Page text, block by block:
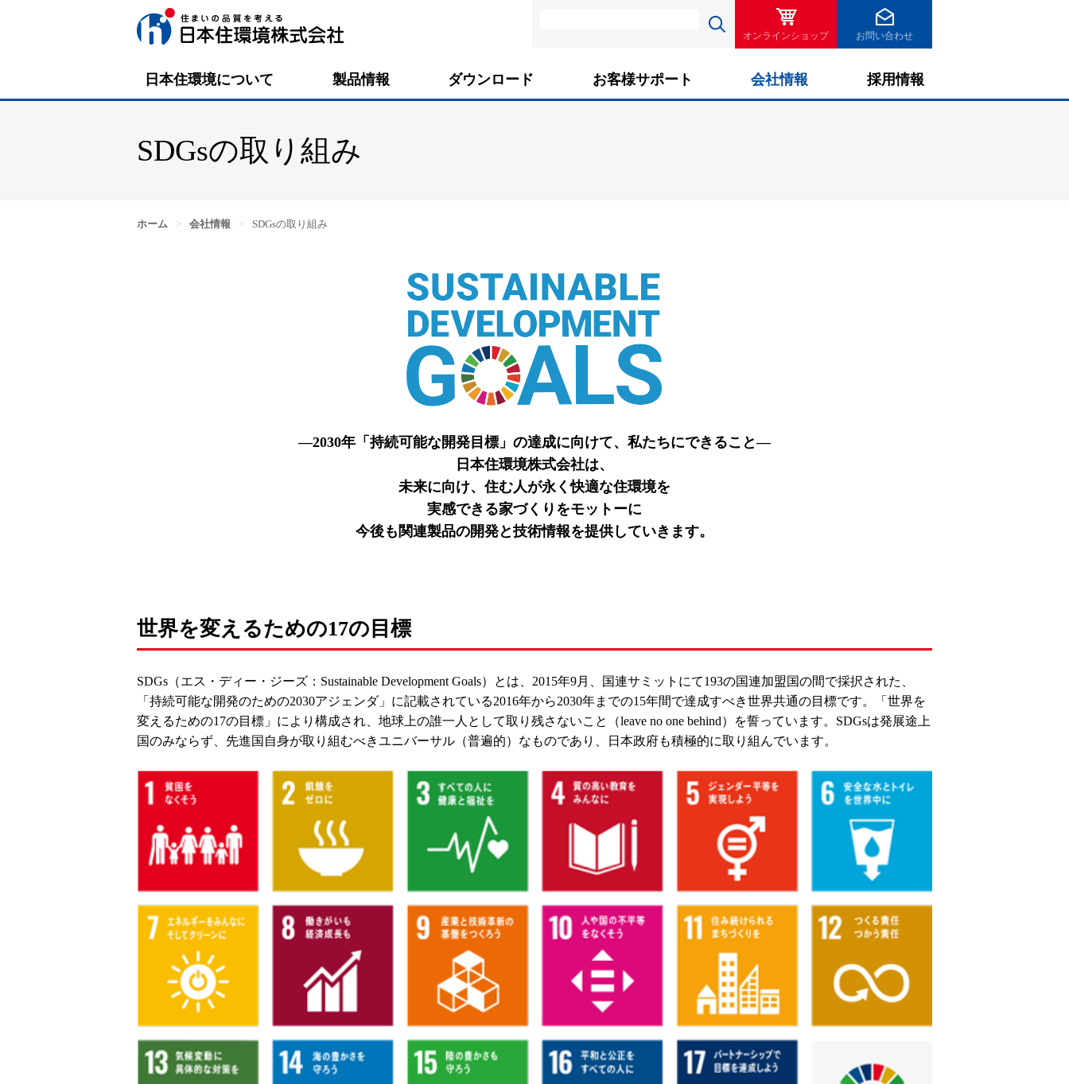
検索
オンラインショップ お問い合わせ
日本住環境について 製品情報 ダウンロード お客様サポート 会社情報 採用情報
SDGsの取り組み
ホーム > 会社情報 > SDGsの取り組み
―2030年「持続可能な開発目標」の達成に向けて、私たちにできること―
日本住環境株式会社は、
未来に向け、住む人が永く快適な住環境を
実感できる家づくりをモットーに
今後も関連製品の開発と技術情報を提供していきます。
世界を変えるための17の目標
SDGs（エス・ディー・ジーズ：Sustainable Development Goals）とは、2015年9月、国連サミットにて193の国連加盟国の間で採択された、
「持続可能な開発のための2030アジェンダ」に記載されている2016年から2030年までの15年間で達成すべき世界共通の目標です。「世界を
変えるための17の目標」により構成され、地球上の誰一人として取り残さないこと（leave no one behind）を誓っています。SDGsは発展途上
国のみならず、先進国自身が取り組むべきユニバーサル（普遍的）なものであり、日本政府も積極的に取り組んでいます。